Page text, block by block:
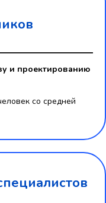
и проектированию
со средней